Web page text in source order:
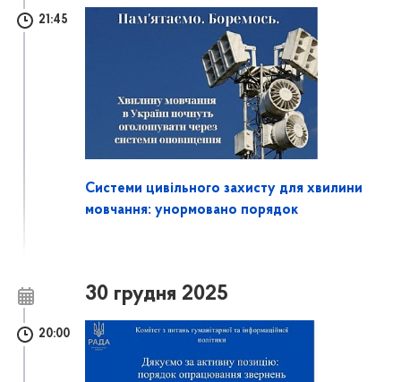
21:45
Системи цивільного захисту для хвилини
мовчання: унормовано порядок
30 грудня 2025
20:00